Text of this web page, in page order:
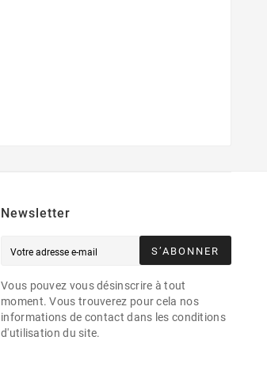
Newsletter
S’ABONNER
Vous pouvez vous désinscrire à tout
moment. Vous trouverez pour cela nos
informations de contact dans les conditions
d'utilisation du site.